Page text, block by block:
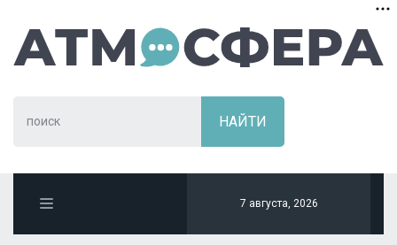
7 августа, 2026